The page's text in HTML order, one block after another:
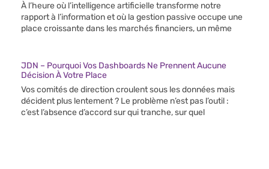
À l’heure où l’intelligence artificielle transforme notre
rapport à l’information et où la gestion passive occupe une
place croissante dans les marchés financiers, un même
JDN – Pourquoi Vos Dashboards Ne Prennent Aucune
Décision À Votre Place
Vos comités de direction croulent sous les données mais
décident plus lentement ? Le problème n’est pas l’outil :
c’est l’absence d’accord sur qui tranche, sur quel